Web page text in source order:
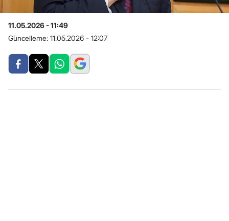
11.05.2026 - 11:49
Güncelleme: 11.05.2026 - 12:07